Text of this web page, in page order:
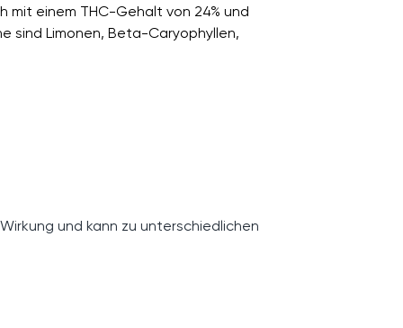
mit einem THC-Gehalt von 24% und
sind Limonen, Beta-Caryophyllen,
und kann zu unterschiedlichen